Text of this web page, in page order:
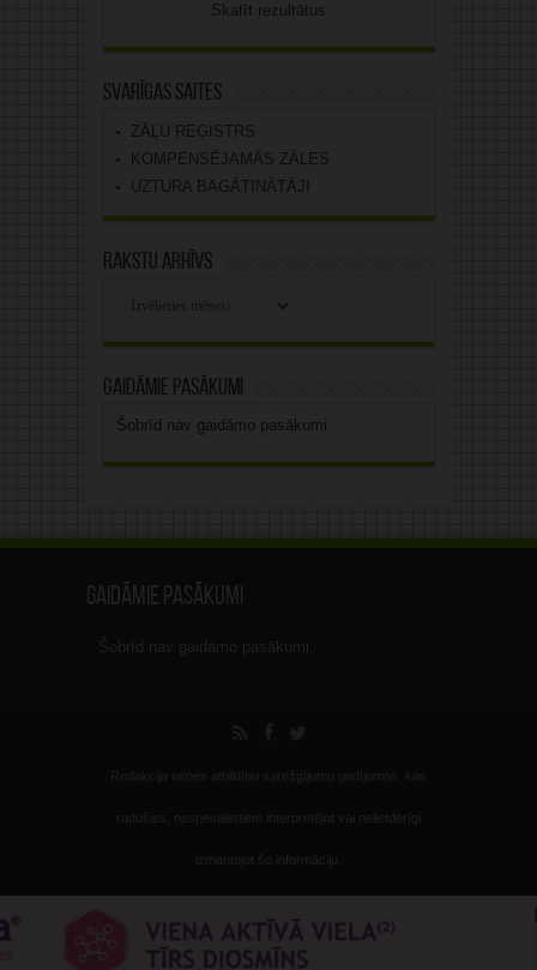
Skatīt rezultātus
Svarīgas saites
ZĀĻU REĢISTRS
KOMPENSĒJAMĀS ZĀLES
UZTURA BAGĀTINĀTĀJI
Rakstu arhīvs
Gaidāmie pasākumi
Šobrīd nav gaidāmo pasākumi.
Gaidāmie pasākumi
Šobrīd nav gaidāmo pasākumi.